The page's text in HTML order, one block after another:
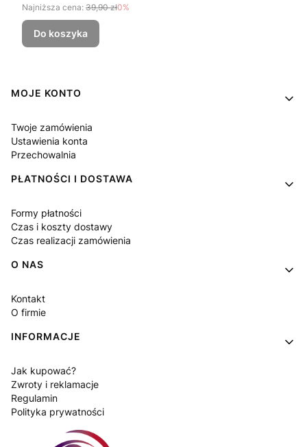
Najniższa cena: 39,90 zł0%
Do koszyka
Linki w stopce
MOJE KONTO
Twoje zamówienia
Ustawienia konta
Przechowalnia
PŁATNOŚCI I DOSTAWA
Formy płatności
Czas i koszty dostawy
Czas realizacji zamówienia
O NAS
Kontakt
O firmie
INFORMACJE
Jak kupować?
Zwroty i reklamacje
Regulamin
Polityka prywatności